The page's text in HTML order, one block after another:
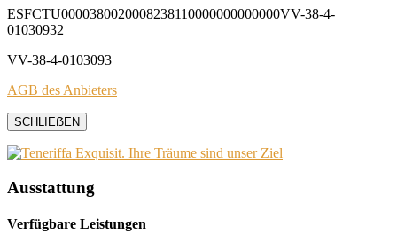
ESFCTU0000380020008238110000000000000VV-38-4-
01030932
VV-38-4-0103093
AGB des Anbieters
SCHLIEẞEN
Ausstattung
Verfügbare Leistungen